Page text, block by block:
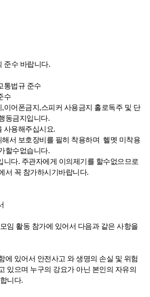
준수 바랍니다.
통법규 준수
수
이어폰금지,스피커 사용금지 홀로독주 및 단
동금지입니다.
사용해주십시요.
서 보호장비를 필히 착용하며 헬멧 미착용
할수없습니다.
니다. 주관자에게 이의제기를 할수없으므로
서 꼭 참가하시기바랍니다.
임 활동 참가에 있어서 다음과 같은 사항을
에 있어서 안전사고 와 생명의 손실 및 위험
있으며 누구의 강요가 아닌 본인의 자유의
니다.